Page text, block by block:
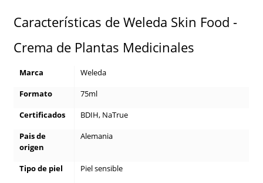
Características de Weleda Skin Food -
Crema de Plantas Medicinales
Marca
Weleda
Formato
75ml
Certificados
BDIH, NaTrue
Pais de
origen
Alemania
Tipo de piel
Piel sensible